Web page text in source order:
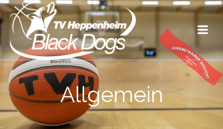
Allgemein